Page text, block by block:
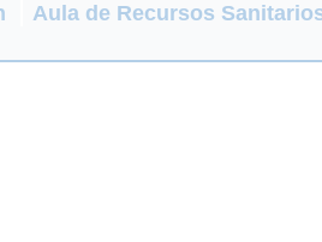
Aula de Recursos